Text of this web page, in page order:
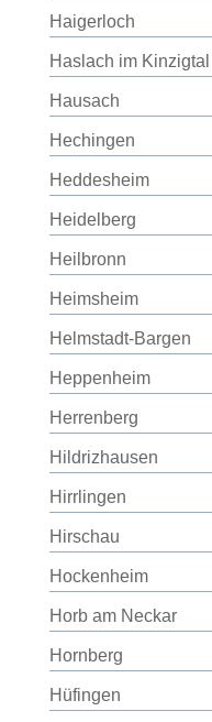
Haigerloch
Haslach im Kinzigtal
Hausach
Hechingen
Heddesheim
Heidelberg
Heilbronn
Heimsheim
Helmstadt-Bargen
Heppenheim
Herrenberg
Hildrizhausen
Hirrlingen
Hirschau
Hockenheim
Horb am Neckar
Hornberg
Hüfingen